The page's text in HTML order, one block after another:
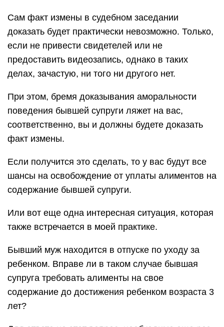
Сам факт измены в судебном заседании
доказать будет практически невозможно. Только,
если не привести свидетелей или не
предоставить видеозапись, однако в таких
делах, зачастую, ни того ни другого нет.
При этом, бремя доказывания аморальности
поведения бывшей супруги ляжет на вас,
соответственно, вы и должны будете доказать
факт измены.
Если получится это сделать, то у вас будут все
шансы на освобождение от уплаты алиментов на
содержание бывшей супруги.
Или вот еще одна интересная ситуация, которая
также встречается в моей практике.
Бывший муж находится в отпуске по уходу за
ребенком. Вправе ли в таком случае бывшая
супруга требовать алименты на свое
содержание до достижения ребенком возраста 3
лет?